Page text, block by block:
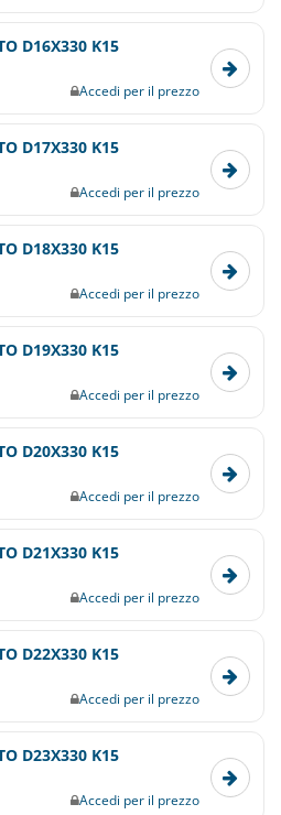
D16X330 K15
Accedi per il prezzo
D17X330 K15
Accedi per il prezzo
D18X330 K15
Accedi per il prezzo
D19X330 K15
Accedi per il prezzo
D20X330 K15
Accedi per il prezzo
D21X330 K15
Accedi per il prezzo
D22X330 K15
Accedi per il prezzo
D23X330 K15
Accedi per il prezzo